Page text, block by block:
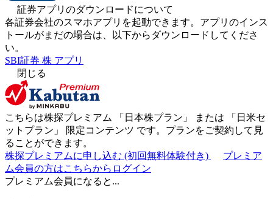
証券アプリのダウンロードについて
各証券会社のスマホアプリを起動できます。アプリのインス
トールがまだの場合は、以下からダウンロードしてくださ
い。
SBI証券 株 アプリ
閉じる
こちらは株探プレミアム 「 日本株プラン 」 または 「 日米セ
ットプラン 」 限定コンテンツ です。プランをご契約して見
ることができます。
株探プレミアムに申し込む (初回無料体験付き)
プレミア
ム会員の方はこちらからログイン
プレミアム会員になると...